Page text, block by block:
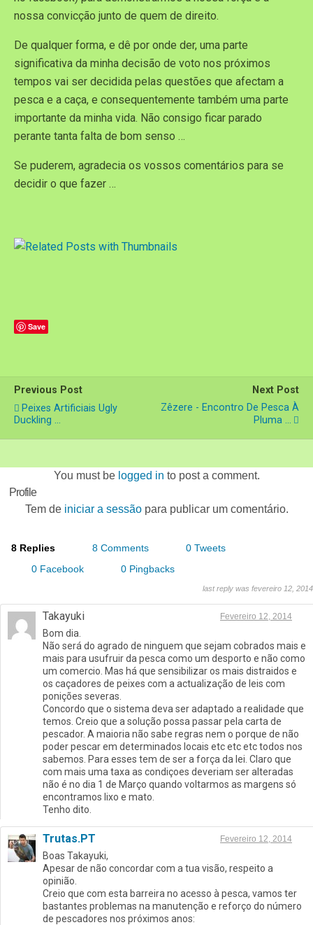
nossa convicção junto de quem de direito.
De qualquer forma, e dê por onde der, uma parte
significativa da minha decisão de voto nos próximos
tempos vai ser decidida pelas questões que afectam a
pesca e a caça, e consequentemente também uma parte
importante da minha vida. Não consigo ficar parado
perante tanta falta de bom senso …
Se puderem, agradecia os vossos comentários para se
decidir o que fazer …
Save
Previous Post
Peixes Artificiais Ugly
Duckling ...
Next Post
Zêzere - Encontro De Pesca À
Pluma ...
You must be logged in to post a comment.
Profile
Tem de iniciar a sessãopara publicar um comentário.
8 Replies 8 Comments
0 Tweets
0 Facebook
0 Pingbacks
last reply was fevereiro 12, 2014
Takayuki Fevereiro 12, 2014
Bom dia.
Não será do agrado de ninguem que sejam cobrados mais e
mais para usufruir da pesca como um desporto e não como
um comercio. Mas há que sensibilizar os mais distraidos e
os caçadores de peixes com a actualização de leis com
ponições severas.
Concordo que o sistema deva ser adaptado a realidade que
temos. Creio que a solução possa passar pela carta de
pescador. A maioria não sabe regras nem o porque de não
poder pescar em determinados locais etc etc etc todos nos
sabemos. Para esses tem de ser a força da lei. Claro que
com mais uma taxa as condiçoes deveriam ser alteradas
não é no dia 1 de Março quando voltarmos as margens só
encontramos lixo e mato.
Tenho dito.
Trutas.PT Fevereiro 12, 2014
Boas Takayuki,
Apesar de não concordar com a tua visão, respeito a
opinião.
Creio que com esta barreira no acesso à pesca, vamos ter
bastantes problemas na manutenção e reforço do número
de pescadores nos próximos anos: